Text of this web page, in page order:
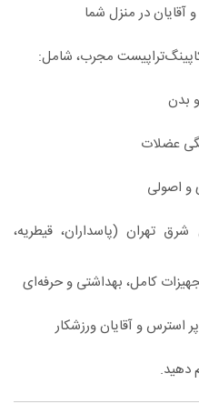
آقایان در منزل شما
مجرب، شامل:
بدن
عضلات
و اصولی
تهران (پاسداران، قیطریه،
کامل، بهداشتی و حرفه‌ای
استرس و آقایان ورزشکار
دهید.